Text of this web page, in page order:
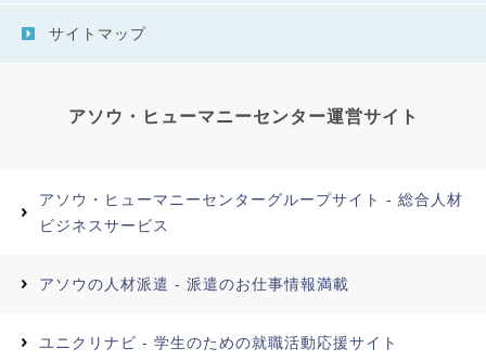
サイトマップ
アソウ・ヒューマニーセンター運営サイト
アソウ・ヒューマニーセンターグループサイト - 総合人材
ビジネスサービス
アソウの人材派遣 - 派遣のお仕事情報満載
ユニクリナビ - 学生のための就職活動応援サイト